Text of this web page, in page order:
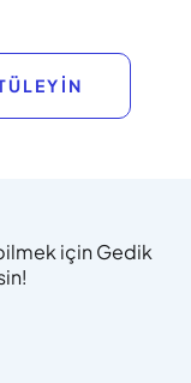
için Gedik